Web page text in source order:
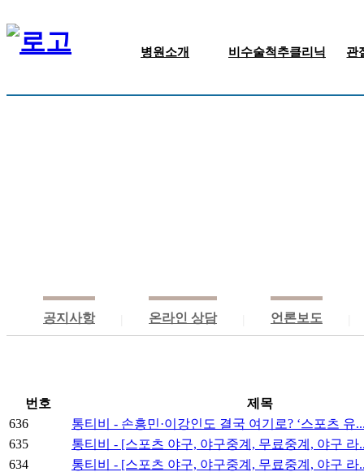
병원소개 비수술척추클리닉 관
공지사항 온라인 상담 언론보도
번호
제목
636
통티비 - 손흥민·이강인도 결국 여기로? ‘스포츠 유
635
통티비 - [스포츠 야구, 야구중계, 무료중계, 야구 라
634
통티비 - [스포츠 야구, 야구중계, 무료중계, 야구 라